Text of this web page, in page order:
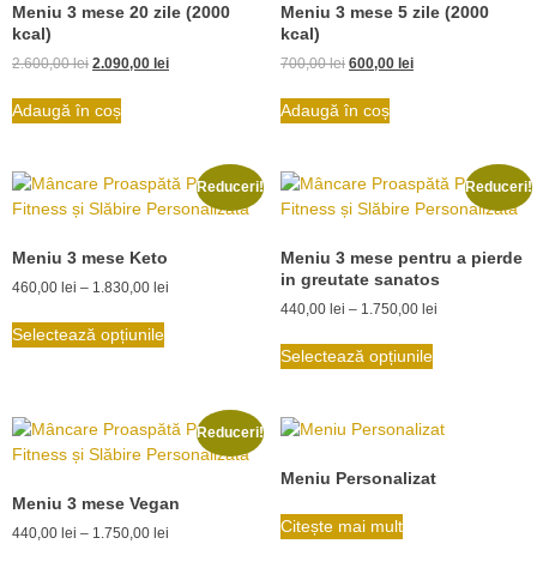
Meniu 3 mese 20 zile (2000
kcal)
2.600,00lei 2.090,00 lei
Adaugă în coș
Meniu 3 mese 5 zile (2000
kcal)
700,00lei 600,00 lei
Adaugă în coș
Reduceri!
Meniu 3 mese Keto
460,00 lei – 1.830,00 lei
Selectează opțiunile
Reduceri!
Meniu 3 mese pentru a pierde
in greutate sanatos
440,00 lei – 1.750,00 lei
Selectează opțiunile
Reduceri!
Meniu 3 mese Vegan
440,00 lei – 1.750,00 lei
Meniu Personalizat
Citește mai mult